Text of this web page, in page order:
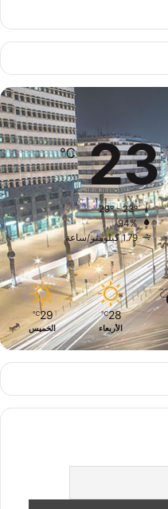
23
℃
29º - 23º
94%
1.79 كيلومتر/ساعة
28
℃
الأربعاء
29
℃
الخميس